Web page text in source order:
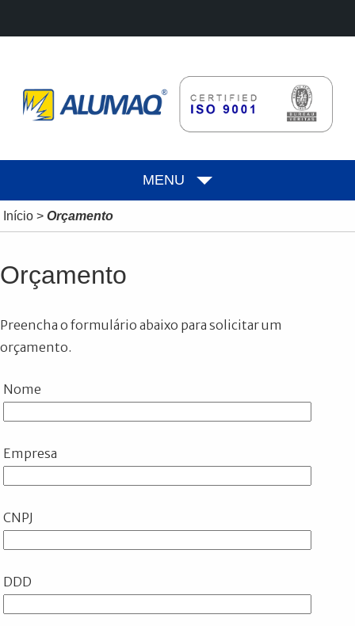
MENU
Início> Orçamento
Orçamento
Preencha o formulário abaixo para solicitar um
orçamento.
Nome
Empresa
CNPJ
DDD